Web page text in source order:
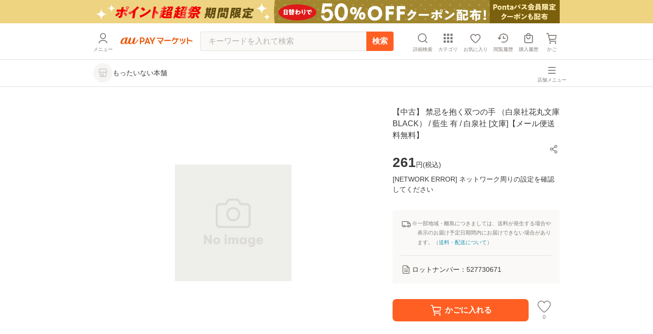
メニュー
検索
詳細検索 カテゴリ お気に入り 閲覧履歴 購入履歴 かご
もったいない本舗
店舗メニュー
【中古】 禁忌を抱く双つの手 （白泉社花丸文庫
BLACK） / 藍生 有 / 白泉社 [文庫]【メール便送
料無料】
261円(税込)
[NETWORK ERROR] ネットワーク周りの設定を確認
してください
※一部地域・離島につきましては、送料が発生する場合や
表示のお届け予定日期間内にお届けできない場合があり
ます。（送料・配送について ）
ロットナンバー： 527730671
かごに入れる
0